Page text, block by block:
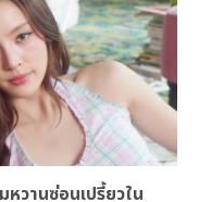
หวานซ่อนเปรี้ยวใน